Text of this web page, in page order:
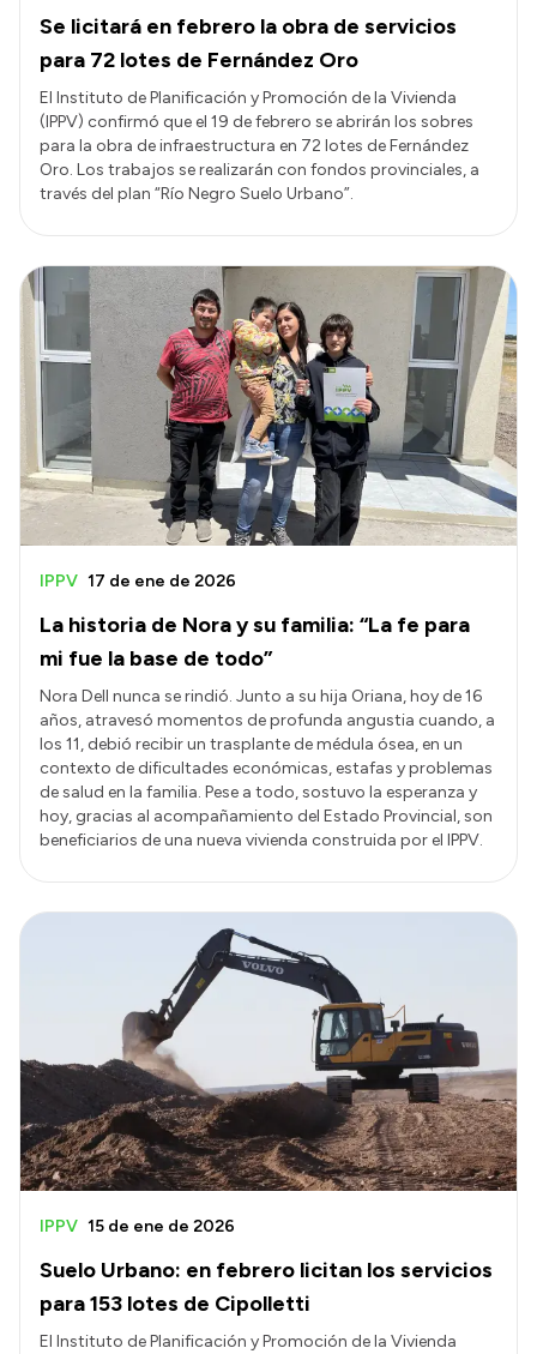
Se licitará en febrero la obra de servicios
para 72 lotes de Fernández Oro
El Instituto de Planificación y Promoción de la Vivienda
(IPPV) confirmó que el 19 de febrero se abrirán los sobres
para la obra de infraestructura en 72 lotes de Fernández
Oro. Los trabajos se realizarán con fondos provinciales, a
través del plan “Río Negro Suelo Urbano”.
La historia de Nora y su familia: “La fe para
mi fue la base de todo”
IPPV 17 de ene de 2026
Nora Dell nunca se rindió. Junto a su hija Oriana, hoy de 16
años, atravesó momentos de profunda angustia cuando, a
los 11, debió recibir un trasplante de médula ósea, en un
contexto de dificultades económicas, estafas y problemas
de salud en la familia. Pese a todo, sostuvo la esperanza y
hoy, gracias al acompañamiento del Estado Provincial, son
beneficiarios de una nueva vivienda construida por el IPPV.
Suelo Urbano: en febrero licitan los servicios
para 153 lotes de Cipolletti
IPPV 15 de ene de 2026
El Instituto de Planificación y Promoción de la Vivienda